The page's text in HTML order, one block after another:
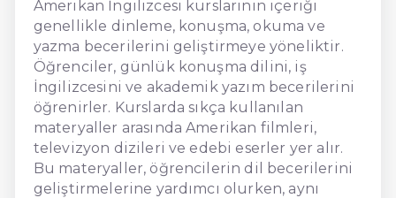
Amerikan İngilizcesi kurslarının içeriği
genellikle dinleme, konuşma, okuma ve
yazma becerilerini geliştirmeye yöneliktir.
Öğrenciler, günlük konuşma dilini, iş
İngilizcesini ve akademik yazım becerilerini
öğrenirler. Kurslarda sıkça kullanılan
materyaller arasında Amerikan filmleri,
televizyon dizileri ve edebi eserler yer alır.
Bu materyaller, öğrencilerin dil becerilerini
geliştirmelerine yardımcı olurken, aynı